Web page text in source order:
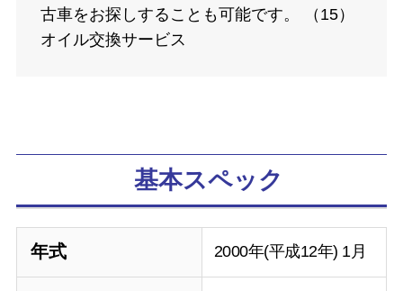
古車をお探しすることも可能です。 （15）
オイル交換サービス
基本スペック
年式 2000年(平成12年) 1月